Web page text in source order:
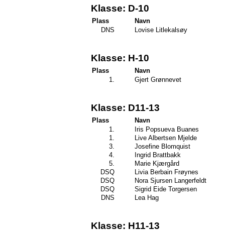
Klasse: D-10
Plass
Navn
DNS
Lovise Litlekalsøy
Klasse: H-10
Plass
Navn
1.
Gjert Grønnevet
Klasse: D11-13
Plass
Navn
1.
Iris Popsueva Buanes
1.
Live Albertsen Mjelde
3.
Josefine Blomquist
4.
Ingrid Brattbakk
5.
Marie Kjærgård
DSQ
Livia Berbain Frøynes
DSQ
Nora Sjursen Langerfeldt
DSQ
Sigrid Eide Torgersen
DNS
Lea Hag
Klasse: H11-13